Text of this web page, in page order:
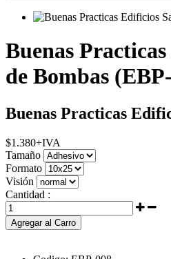
Buenas
de Bombas
Buenas Practicas
$1.380+IVA
Tamaño
Formato
Visión
Cantidad :
Agregar al Carro